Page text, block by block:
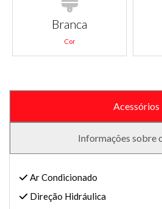
Branca
Cor
Acessórios
Informações sobre
Ar Condicionado
Direção Hidráulica